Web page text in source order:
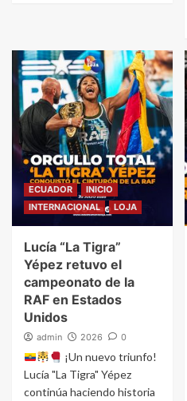
ECUADOR
INICIO
INTERNACIONAL
LOJA
Lucía “La Tigra”
Yépez retuvo el
campeonato de la
RAF en Estados
Unidos
admin 2026 0
¡Un nuevo triunfo!
Lucía "La Tigra" Yépez
continúa haciendo historia